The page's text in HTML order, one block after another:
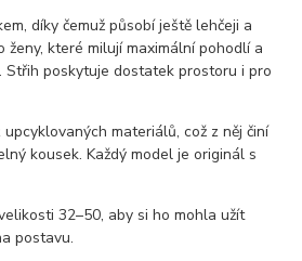
díky čemuž působí ještě lehčeji a
ženy, které milují maximální pohodlí a
poskytuje dostatek prostoru i pro
materiálů, což z něj činí
kousek. Každý model je originál s
32–50, aby si ho mohla užít
postavu.